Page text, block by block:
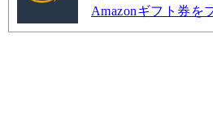
Amazonギフト券を